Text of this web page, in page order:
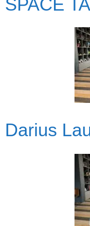
SPACE
Darius